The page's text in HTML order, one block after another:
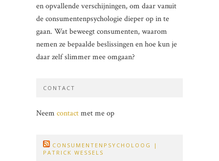
en opvallende verschijningen, om daar vanuit
de consumentenpsychologie dieper op in te
gaan. Wat beweegt consumenten, waarom
nemen ze bepaalde beslissingen en hoe kun je
daar zelf slimmer mee omgaan?
CONTACT
Neem contactmet me op
CONSUMENTENPSYCHOLOOG |
PATRICK WESSELS